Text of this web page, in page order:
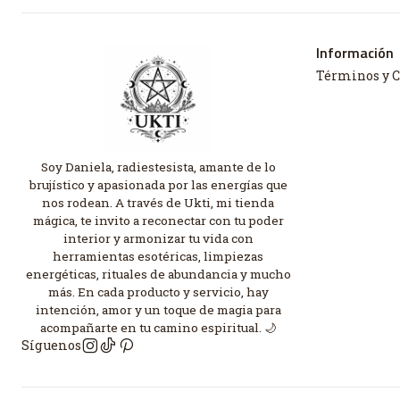
Soy Daniela, radiestesista, amante de lo
brujístico y apasionada por las energías que
nos rodean. A través de Ukti, mi tienda
mágica, te invito a reconectar con tu poder
interior y armonizar tu vida con
herramientas esotéricas, limpiezas
energéticas, rituales de abundancia y mucho
más. En cada producto y servicio, hay
intención, amor y un toque de magia para
acompañarte en tu camino espiritual. 🌙
Síguenos
Información
Términos y